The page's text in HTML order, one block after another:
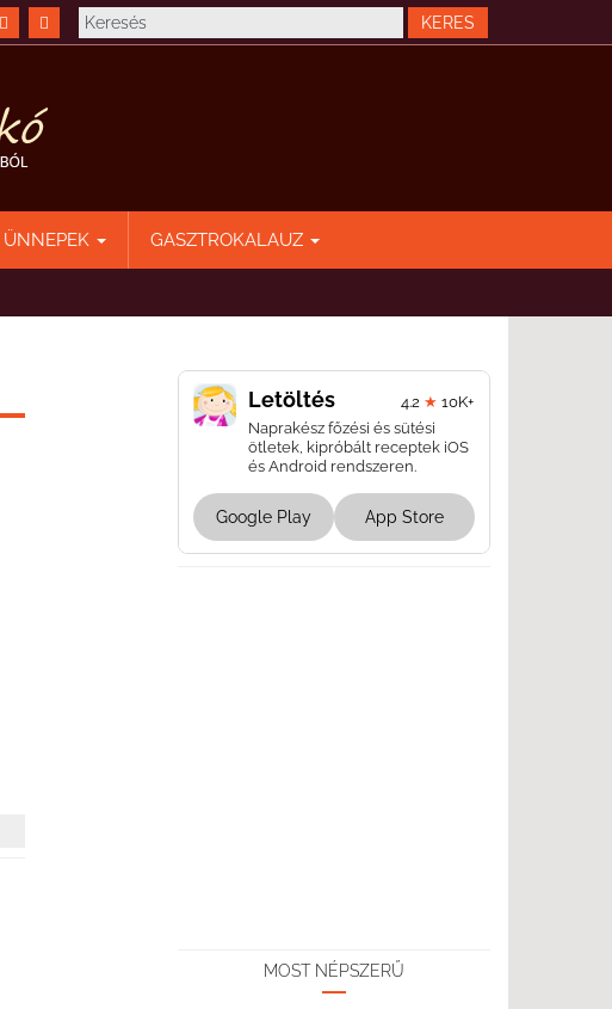
ÜNNEPEK GASZTROKALAUZ
Letöltés 4.2 ★ 10K+
Naprakész főzési és sütési
ötletek, kipróbált receptek iOS
és Android rendszeren.
Google Play App Store
MOST NÉPSZERŰ